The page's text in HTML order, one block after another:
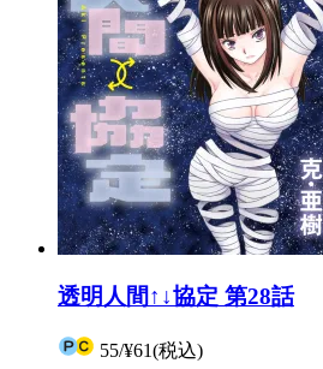
透明人間↑↓協定 第28話
55/¥61(税込)